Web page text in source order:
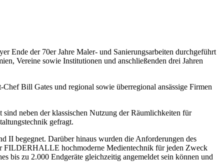
der 70er Jahre Maler- und Sanierungsarbeiten durchgeführt
Vereine sowie Institutionen und anschließenden drei Jahren
Bill Gates und regional sowie überregional ansässige Firmen
neben der klassischen Nutzung der Räumlichkeiten für
gefragt.
II begegnet. Darüber hinaus wurden die Anforderungen des
FILDERHALLE hochmoderne Medientechnik für jeden Zweck
bis zu 2.000 Endgeräte gleichzeitig angemeldet sein können und